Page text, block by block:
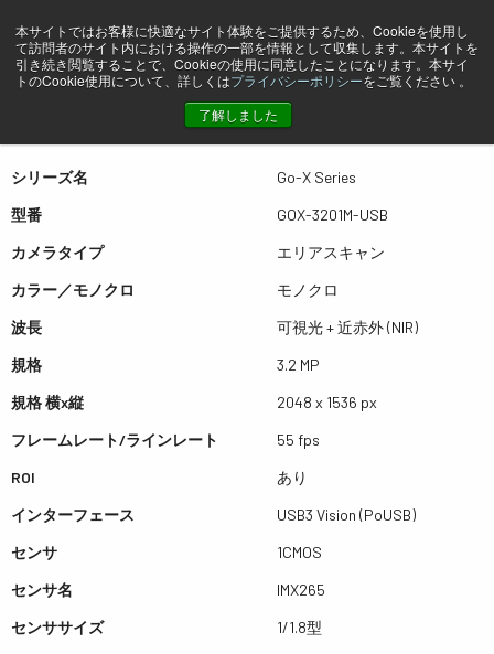
本サイトではお客様に快適なサイト体験をご提供するため、Cookieを使用し
て訪問者のサイト内における操作の一部を情報として収集します。本サイトを
引き続き閲覧することで、Cookieの使用に同意したことになります。本サイ
トのCookie使用について、詳しくはプライバシーポリシーをご覧ください 。
了解しました
プレビュー GOX-3201M-USB
表は左右にスワイプできます
シリーズ名
Go-X Series
型番
GOX-3201M-USB
カメラタイプ
エリアスキャン
カラー／モノクロ
モノクロ
波長
可視光 + 近赤外 (NIR)
規格
3.2 MP
規格 横x縦
2048 x 1536 px
フレームレート/ラインレート
55 fps
ROI
あり
インターフェース
USB3 Vision (PoUSB)
センサ
1CMOS
センサ名
IMX265
センササイズ
1/1.8型